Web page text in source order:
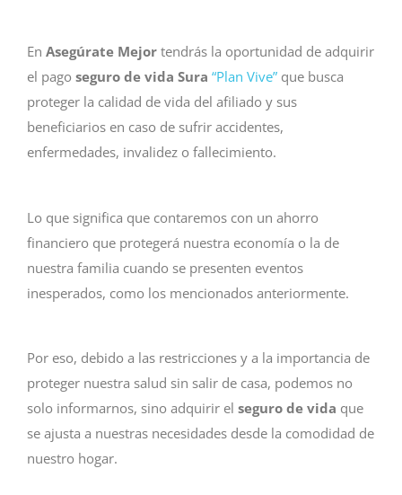
En Asegúrate Mejor tendrás la oportunidad de adquirir
el pago seguro de vida Sura “Plan Vive” que busca
proteger la calidad de vida del afiliado y sus
beneficiarios en caso de sufrir accidentes,
enfermedades, invalidez o fallecimiento.
Lo que significa que contaremos con un ahorro
financiero que protegerá nuestra economía o la de
nuestra familia cuando se presenten eventos
inesperados, como los mencionados anteriormente.
Por eso, debido a las restricciones y a la importancia de
proteger nuestra salud sin salir de casa, podemos no
solo informarnos, sino adquirir el seguro de vida que
se ajusta a nuestras necesidades desde la comodidad de
nuestro hogar.